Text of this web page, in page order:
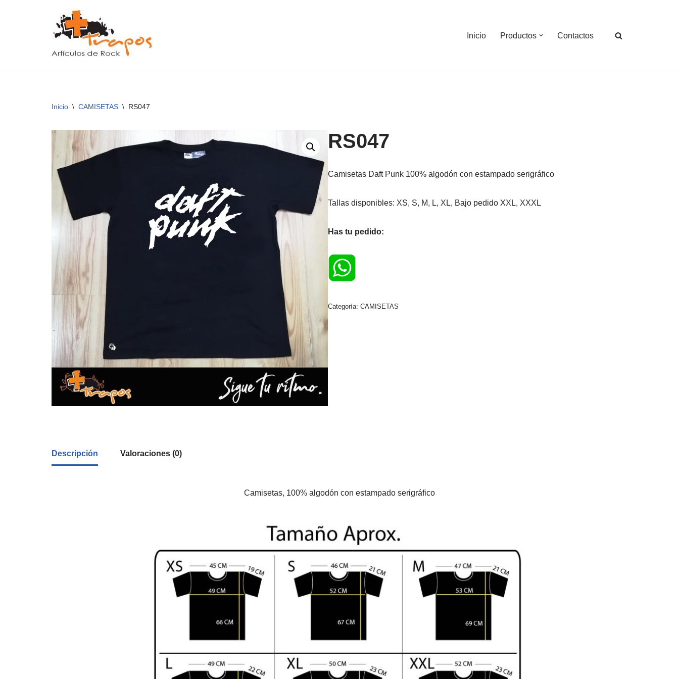
Inicio Productos Contactos
Inicio \ CAMISETAS \ RS047
RS047
Camisetas Daft Punk 100% algodón con estampado serigráfico
Tallas disponibles: XS, S, M, L, XL, Bajo pedido XXL, XXXL
Has tu pedido:
Categoría:CAMISETAS
Descripción Valoraciones (0)
Camisetas, 100% algodón con estampado serigráfico